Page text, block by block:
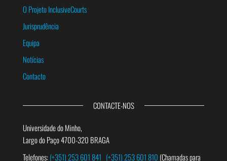
O Projeto InclusiveCourts
Jurisprudência
Equipa
Notícias
Contacto
CONTACTE-NOS
Universidade do Minho,
Largo do Paço 4700-320 BRAGA
Telefones:(+351) 253 601 841 (+351) 253 601 810 (Chamadas para